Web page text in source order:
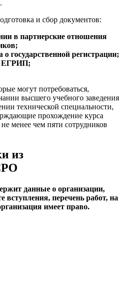
и сбор документов:
в партнерские отношения
о государственной регистрации;
ЕГРИП;
могут потребоваться,
высшего учебного заведения
технической специальности,
прохождение курса
менее чем пяти сотрудников
из
данные о организации,
перечень работ, на
имеет право.